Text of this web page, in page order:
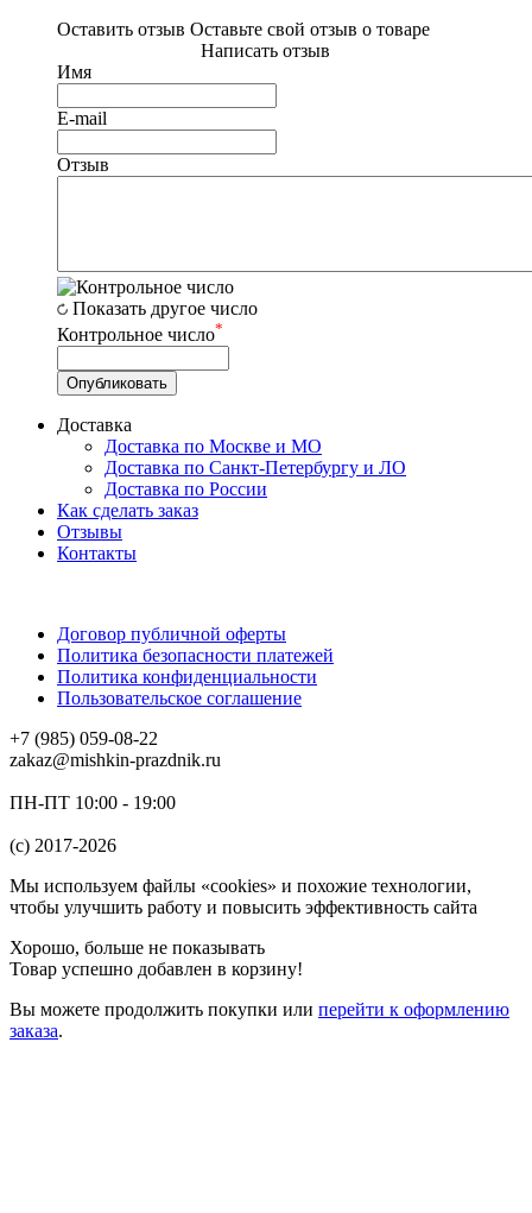
Оставить отзыв Оставьте свой отзыв о товаре
Написать отзыв
Имя
E-mail
Отзыв
Показать другое число
Контрольное число*
Доставка
Доставка по Москве и МО
Доставка по Санкт-Петербургу и ЛО
Доставка по России
Как сделать заказ
Отзывы
Контакты
Договор публичной оферты
Политика безопасности платежей
Политика конфиденциальности
Пользовательское соглашение
+7 (985) 059-08-22
zakaz@mishkin-prazdnik.ru
ПН-ПТ 10:00 - 19:00
(c) 2017-2026
Мы используем файлы «cookies» и похожие технологии,
чтобы улучшить работу и повысить эффективность сайта
Хорошо, больше не показывать
Товар успешно добавлен в корзину!
Вы можете продолжить покупки или перейти к оформлению
заказа.